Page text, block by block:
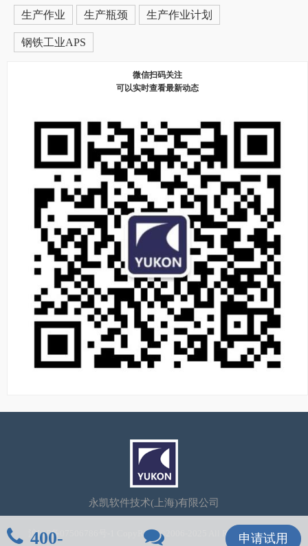
400- 申请试用
生产作业 生产瓶颈 生产作业计划
钢铁工业APS
微信扫码关注
可以实时查看最新动态
永凯软件技术(上海)有限公司
沪ICP备07506786号-1 CopyRight©2006-2025 All Rights Reserved